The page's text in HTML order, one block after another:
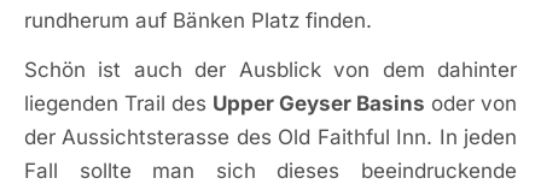
rundherum auf Bänken Platz finden.
Schön ist auch der Ausblick von dem dahinter
liegenden Trail des Upper Geyser Basins oder von
der Aussichtsterasse des Old Faithful Inn. In jeden
Fall sollte man sich dieses beeindruckende